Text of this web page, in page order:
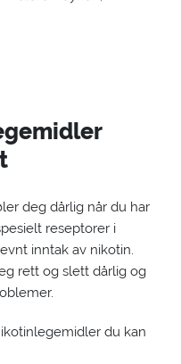
deg dårlig når du har
reseptorer i
inntak av nikotin.
rett og slett dårlig og
du kan